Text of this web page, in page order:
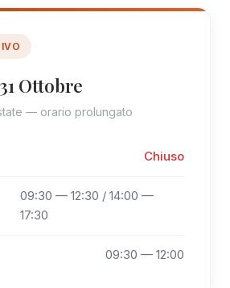
Ottobre
— orario prolungato
Chiuso
09:30 — 12:30 / 14:00 —
17:30
09:30 — 12:00